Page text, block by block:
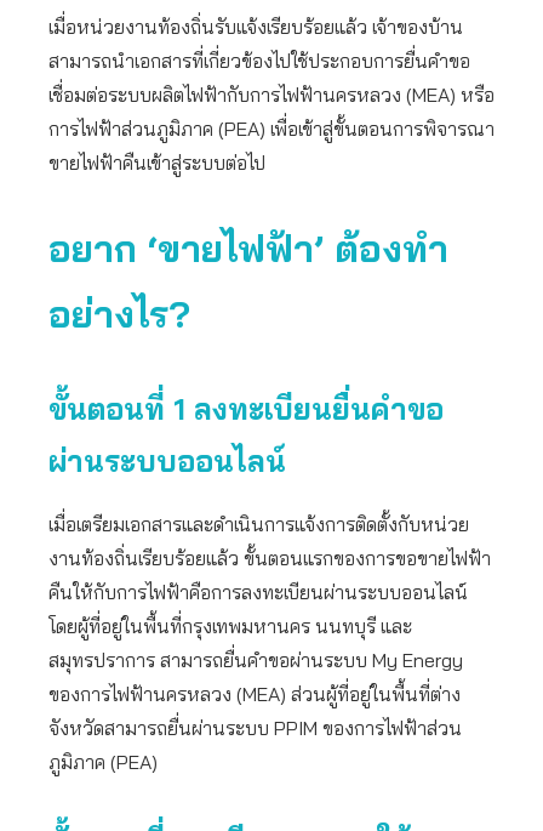
เมื่อหน่วยงานท้องถิ่นรับแจ้งเรียบร้อยแล้ว เจ้าของบ้าน
สามารถนำเอกสารที่เกี่ยวข้องไปใช้ประกอบการยื่นคำขอ
เชื่อมต่อระบบผลิตไฟฟ้ากับการไฟฟ้านครหลวง (MEA) หรือ
การไฟฟ้าส่วนภูมิภาค (PEA) เพื่อเข้าสู่ขั้นตอนการพิจารณา
ขายไฟฟ้าคืนเข้าสู่ระบบต่อไป
อยาก ‘ขายไฟฟ้า’ ต้องทำ
อย่างไร?
ขั้นตอนที่ 1 ลงทะเบียนยื่นคำขอ
ผ่านระบบออนไลน์
เมื่อเตรียมเอกสารและดำเนินการแจ้งการติดตั้งกับหน่วย
งานท้องถิ่นเรียบร้อยแล้ว ขั้นตอนแรกของการขอขายไฟฟ้า
คืนให้กับการไฟฟ้าคือการลงทะเบียนผ่านระบบออนไลน์
โดยผู้ที่อยู่ในพื้นที่กรุงเทพมหานคร นนทบุรี และ
สมุทรปราการ สามารถยื่นคำขอผ่านระบบ My Energy
ของการไฟฟ้านครหลวง (MEA) ส่วนผู้ที่อยู่ในพื้นที่ต่าง
จังหวัดสามารถยื่นผ่านระบบ PPIM ของการไฟฟ้าส่วน
ภูมิภาค (PEA)